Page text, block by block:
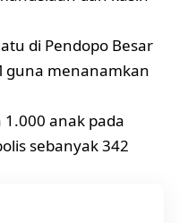
di Pendopo Besar
guna menanamkan
anak pada
sebanyak 342